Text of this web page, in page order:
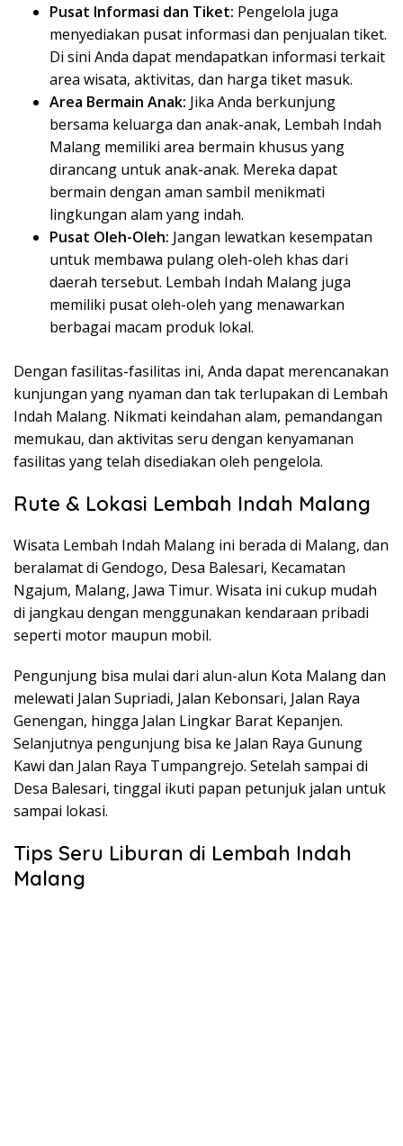
Pusat Informasi dan Tiket: Pengelola juga
menyediakan pusat informasi dan penjualan tiket.
Di sini Anda dapat mendapatkan informasi terkait
area wisata, aktivitas, dan harga tiket masuk.
Area Bermain Anak: Jika Anda berkunjung
bersama keluarga dan anak-anak, Lembah Indah
Malang memiliki area bermain khusus yang
dirancang untuk anak-anak. Mereka dapat
bermain dengan aman sambil menikmati
lingkungan alam yang indah.
Pusat Oleh-Oleh: Jangan lewatkan kesempatan
untuk membawa pulang oleh-oleh khas dari
daerah tersebut. Lembah Indah Malang juga
memiliki pusat oleh-oleh yang menawarkan
berbagai macam produk lokal.
Dengan fasilitas-fasilitas ini, Anda dapat merencanakan
kunjungan yang nyaman dan tak terlupakan di Lembah
Indah Malang. Nikmati keindahan alam, pemandangan
memukau, dan aktivitas seru dengan kenyamanan
fasilitas yang telah disediakan oleh pengelola.
Rute & Lokasi Lembah Indah Malang
Wisata Lembah Indah Malang ini berada di Malang, dan
beralamat di Gendogo, Desa Balesari, Kecamatan
Ngajum, Malang, Jawa Timur. Wisata ini cukup mudah
di jangkau dengan menggunakan kendaraan pribadi
seperti motor maupun mobil.
Pengunjung bisa mulai dari alun-alun Kota Malang dan
melewati Jalan Supriadi, Jalan Kebonsari, Jalan Raya
Genengan, hingga Jalan Lingkar Barat Kepanjen.
Selanjutnya pengunjung bisa ke Jalan Raya Gunung
Kawi dan Jalan Raya Tumpangrejo. Setelah sampai di
Desa Balesari, tinggal ikuti papan petunjuk jalan untuk
sampai lokasi.
Tips Seru Liburan di Lembah Indah
Malang